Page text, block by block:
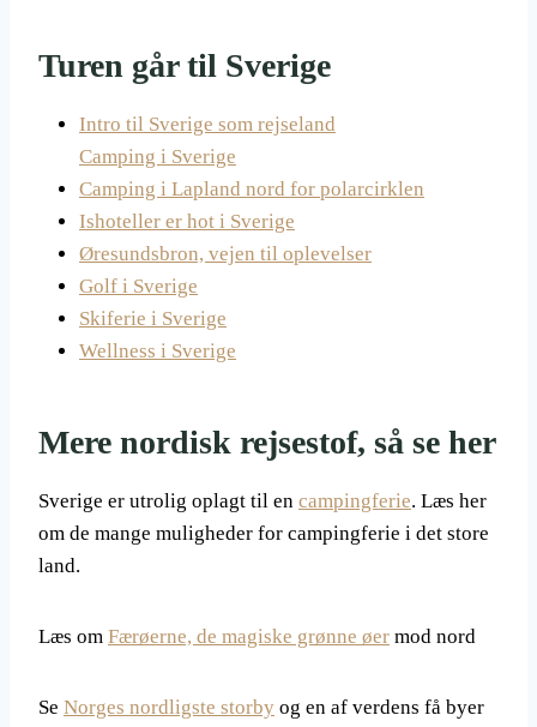
Turen går til Sverige
Intro til Sverige som rejseland
Camping i Sverige
Camping i Lapland nord for polarcirklen
Ishoteller er hot i Sverige
Øresundsbron, vejen til oplevelser
Golf i Sverige
Skiferie i Sverige
Wellness i Sverige
Mere nordisk rejsestof, så se her
Sverige er utrolig oplagt til en campingferie. Læs her
om de mange muligheder for campingferie i det store
land.
Læs om Færøerne, de magiske grønne øer mod nord
Se Norges nordligste storby og en af verdens få byer